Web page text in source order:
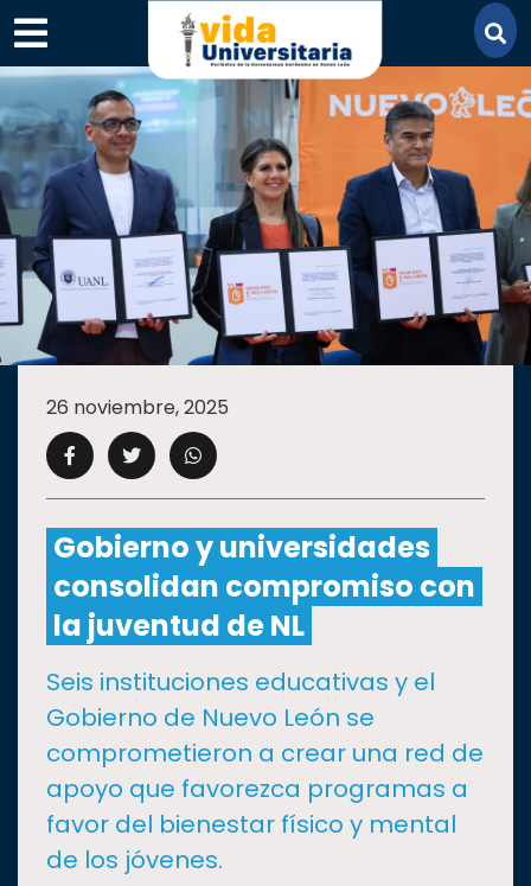
×
SECCIONES
ACADEMIA
CAMPUS UANL
CULTURA
DEPORTES
I+D+IEXPERTOS
SALUD
SUSTENTABILIDAD
26 noviembre, 2025
Gobierno y universidades
consolidan compromiso con
la juventud de NL
Seis instituciones educativas y el
Gobierno de Nuevo León se
comprometieron a crear una red de
apoyo que favorezca programas a
favor del bienestar físico y mental
de los jóvenes.